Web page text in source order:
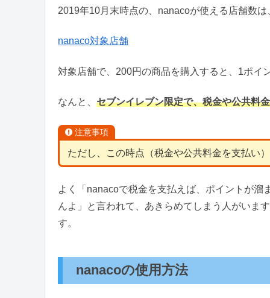
2019年10月末時点の、nanacoが使える店舗数
nanaco対象店舗
対象店舗で、200円の商品を購入すると、1ポイ
なんと、 セブンイレブン限定で、税金や公共料
注意事項
ただし、この時点（税金や公共料金を支払い
よく「nanacoで税金を支払えば、ポイントが
んよ」と言われて、あきらめてしまう人がいま
す。
nanacoの使用方法